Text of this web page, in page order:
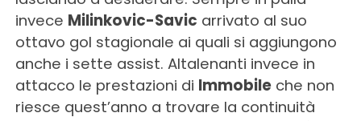
invece Milinkovic-Savic arrivato al suo
ottavo gol stagionale ai quali si aggiungono
anche i sette assist. Altalenanti invece in
attacco le prestazioni di Immobileche non
riesce quest’anno a trovare la continuità